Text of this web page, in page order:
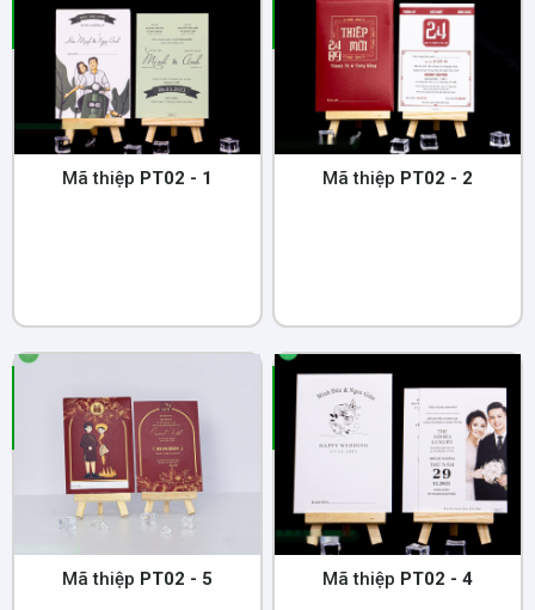
Mã thiệp PT02 - 1 Mã thiệp PT02 - 2
Mã thiệp PT02 - 5 Mã thiệp PT02 - 4